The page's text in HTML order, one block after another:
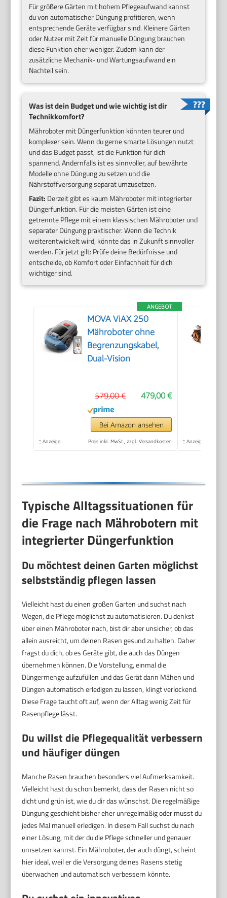
Für größere Gärten mit hohem Pflegeaufwand kannst
du von automatischer Düngung profitieren, wenn
entsprechende Geräte verfügbar sind. Kleinere Gärten
oder Nutzer mit Zeit für manuelle Düngung brauchen
diese Funktion eher weniger. Zudem kann der
zusätzliche Mechanik- und Wartungsaufwand ein
Nachteil sein.
Was ist dein Budget und wie wichtig ist dir
Technikkomfort?
Mähroboter mit Düngerfunktion könnten teurer und
komplexer sein. Wenn du gerne smarte Lösungen nutzt
und das Budget passt, ist die Funktion für dich
spannend. Andernfalls ist es sinnvoller, auf bewährte
Modelle ohne Düngung zu setzen und die
Nährstoffversorgung separat umzusetzen.
Fazit: Derzeit gibt es kaum Mähroboter mit integrierter
Düngerfunktion. Für die meisten Gärten ist eine
getrennte Pflege mit einem klassischen Mähroboter und
separater Düngung praktischer. Wenn die Technik
weiterentwickelt wird, könnte das in Zukunft sinnvoller
werden. Für jetzt gilt: Prüfe deine Bedürfnisse und
entscheide, ob Komfort oder Einfachheit für dich
wichtiger sind.
ANGEBOT
MOVA ViAX 250
Mähroboter ohne
Begrenzungskabel,
Dual-Vision
479,00 €
579,00 €
Bei Amazon ansehen
* Anzeige Preis inkl. MwSt., zzgl. Versandkosten * Anzeige
Typische Alltagssituationen für
die Frage nach Mährobotern mit
integrierter Düngerfunktion
Du möchtest deinen Garten möglichst
selbstständig pflegen lassen
Vielleicht hast du einen großen Garten und suchst nach
Wegen, die Pflege möglichst zu automatisieren. Du denkst
über einen Mähroboter nach, bist dir aber unsicher, ob das
allein ausreicht, um deinen Rasen gesund zu halten. Daher
fragst du dich, ob es Geräte gibt, die auch das Düngen
übernehmen können. Die Vorstellung, einmal die
Düngermenge aufzufüllen und das Gerät dann Mähen und
Düngen automatisch erledigen zu lassen, klingt verlockend.
Diese Frage taucht oft auf, wenn der Alltag wenig Zeit für
Rasenpflege lässt.
Du willst die Pflegequalität verbessern
und häufiger düngen
Manche Rasen brauchen besonders viel Aufmerksamkeit.
Vielleicht hast du schon bemerkt, dass der Rasen nicht so
dicht und grün ist, wie du dir das wünschst. Die regelmäßige
Düngung geschieht bisher eher unregelmäßig oder musst du
jedes Mal manuell erledigen. In diesem Fall suchst du nach
einer Lösung, mit der du die Pflege schneller und genauer
umsetzen kannst. Ein Mähroboter, der auch düngt, scheint
hier ideal, weil er die Versorgung deines Rasens stetig
überwachen und automatisch verbessern könnte.